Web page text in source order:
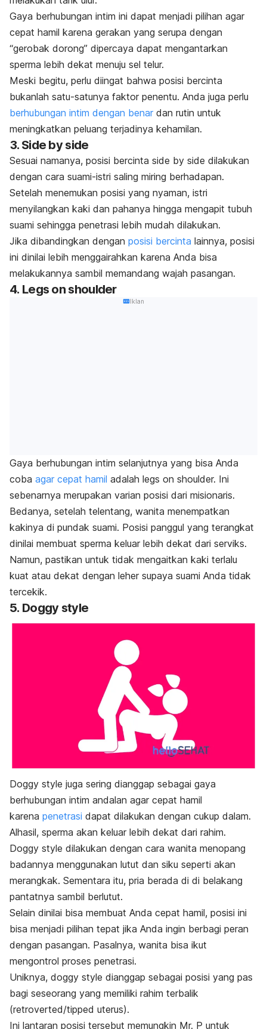
Gaya berhubungan intim ini dapat menjadi pilihan agar
cepat hamil karena gerakan yang serupa dengan
“gerobak dorong” dipercaya dapat mengantarkan
sperma lebih dekat menuju sel telur.
Meski begitu, perlu diingat bahwa posisi bercinta
bukanlah satu-satunya faktor penentu. Anda juga perlu
berhubungan intim dengan benar dan rutin untuk
meningkatkan peluang terjadinya kehamilan.
3. Side by side
Sesuai namanya, posisi bercinta side by side dilakukan
dengan cara suami-istri saling miring berhadapan.
Setelah menemukan posisi yang nyaman, istri
menyilangkan kaki dan pahanya hingga mengapit tubuh
suami sehingga penetrasi lebih mudah dilakukan.
Jika dibandingkan dengan posisi bercinta lainnya, posisi
ini dinilai lebih menggairahkan karena Anda bisa
melakukannya sambil memandang wajah pasangan.
4. Legs on shoulder
Iklan
Gaya berhubungan intim selanjutnya yang bisa Anda
coba agar cepat hamil adalah legs on shoulder. Ini
sebenarnya merupakan varian posisi dari misionaris.
Bedanya, setelah telentang, wanita menempatkan
kakinya di pundak suami. Posisi panggul yang terangkat
dinilai membuat sperma keluar lebih dekat dari serviks.
Namun, pastikan untuk tidak mengaitkan kaki terlalu
kuat atau dekat dengan leher supaya suami Anda tidak
tercekik.
5. Doggy style
Doggy style juga sering dianggap sebagai gaya
berhubungan intim andalan agar cepat hamil
karena penetrasi dapat dilakukan dengan cukup dalam.
Alhasil, sperma akan keluar lebih dekat dari rahim.
Doggy style dilakukan dengan cara wanita menopang
badannya menggunakan lutut dan siku seperti akan
merangkak. Sementara itu, pria berada di di belakang
pantatnya sambil berlutut.
Selain dinilai bisa membuat Anda cepat hamil, posisi ini
bisa menjadi pilihan tepat jika Anda ingin berbagi peran
dengan pasangan. Pasalnya, wanita bisa ikut
mengontrol proses penetrasi.
Uniknya, doggy style dianggap sebagai posisi yang pas
bagi seseorang yang memiliki rahim terbalik
(retroverted/tipped uterus).
Ini lantaran posisi tersebut memungkin Mr. P untuk